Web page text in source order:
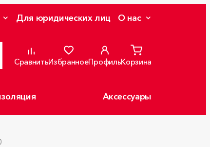
Для юридических лиц О нас
СравнитьИзбранноеПрофильКорзина
Аксессуары